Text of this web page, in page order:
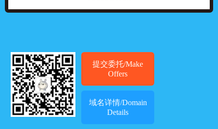
提交委托/Make
Offers
域名详情/Domain
Details